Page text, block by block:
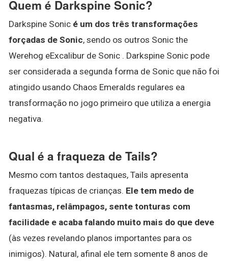
Quem é Darkspine Sonic?
Darkspine Sonic é um dos três transformações
forçadas de Sonic, sendo os outros Sonic the
Werehog eExcalibur de Sonic . Darkspine Sonic pode
ser considerada a segunda forma de Sonic que não foi
atingido usando Chaos Emeralds regulares ea
transformação no jogo primeiro que utiliza a energia
negativa.
Qual é a fraqueza de Tails?
Mesmo com tantos destaques, Tails apresenta
fraquezas típicas de crianças. Ele tem medo de
fantasmas, relâmpagos, sente tonturas com
facilidade e acaba falando muito mais do que deve
(às vezes revelando planos importantes para os
inimigos). Natural, afinal ele tem somente 8 anos de